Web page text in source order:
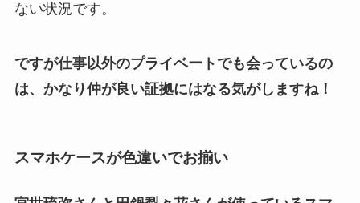
ない状況です。
ですが仕事以外のプライベートでも会っているの
は、かなり仲が良い証拠にはなる気がしますね！
スマホケースが色違いでお揃い